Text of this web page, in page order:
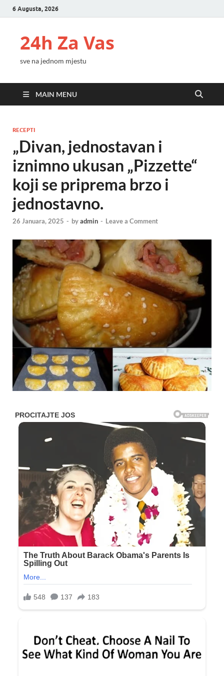
6 Augusta, 2026
24h Za Vas
sve na jednom mjestu
MAIN MENU
RECEPTI
„Divan, jednostavan i
iznimno ukusan „Pizzette“
koji se priprema brzo i
jednostavno.
26 Januara, 2025 - byadmin - Leave a Comment